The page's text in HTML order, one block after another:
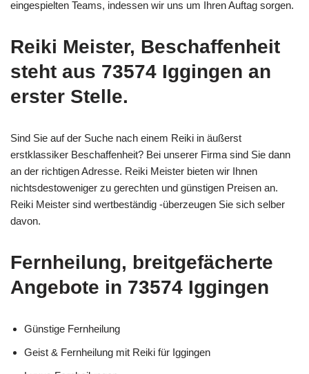
eingespielten Teams, indessen wir uns um Ihren Auftag sorgen.
Reiki Meister, Beschaffenheit
steht aus 73574 Iggingen an
erster Stelle.
Sind Sie auf der Suche nach einem Reiki in äußerst
erstklassiker Beschaffenheit? Bei unserer Firma sind Sie dann
an der richtigen Adresse. Reiki Meister bieten wir Ihnen
nichtsdestoweniger zu gerechten und günstigen Preisen an.
Reiki Meister sind wertbeständig -überzeugen Sie sich selber
davon.
Fernheilung, breitgefächerte
Angebote in 73574 Iggingen
Günstige Fernheilung
Geist & Fernheilung mit Reiki für Iggingen